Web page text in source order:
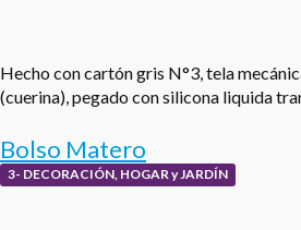
Hecho con cartón gris N°3, tela
(cuerina), pegado con silicona liquida
Bolso Matero
3- DECORACIÓN, HOGAR y JARDÍN